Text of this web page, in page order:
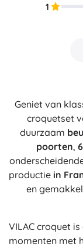
1
Geniet van
croquetset
duurzaam
poorten,
productie in
en
VILAC croquet
momenten met